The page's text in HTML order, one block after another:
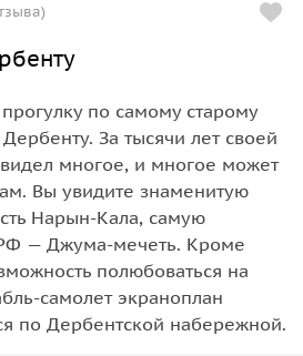
по самому старому
За тысячи лет своей
видел многое, и многое может
Вы увидите знаменитую
Нарын-Кала, самую
— Джума-мечеть. Кроме
полюбоваться на
самолет экраноплан
по Дербентской набережной.